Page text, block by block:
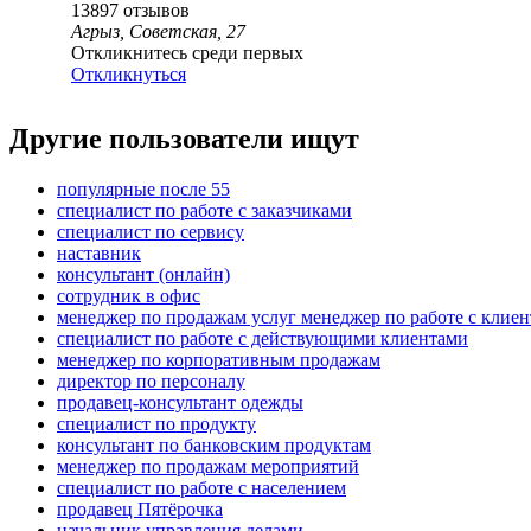
13897 отзывов
Агрыз, Советская, 27
Откликнитесь среди первых
Откликнуться
Другие пользователи ищут
популярные после 55
специалист по работе с заказчиками
специалист по сервису
наставник
консультант (онлайн)
сотрудник в офис
менеджер по продажам услуг менеджер по работе с
специалист по работе с действующими клиентами
менеджер по корпоративным продажам
директор по персоналу
продавец-консультант одежды
специалист по продукту
консультант по банковским продуктам
менеджер по продажам мероприятий
специалист по работе с населением
продавец Пятёрочка